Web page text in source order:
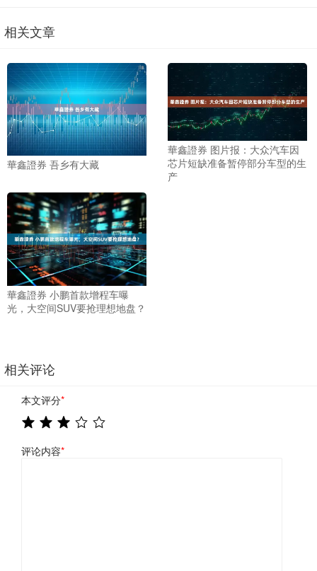
相关文章
華鑫證券 吾乡有大藏
華鑫證券 图片报：大众汽车因
芯片短缺准备暂停部分车型的生
产
華鑫證券 小鹏首款增程车曝
光，大空间SUV要抢理想地盘？
相关评论
本文评分*
评论内容*